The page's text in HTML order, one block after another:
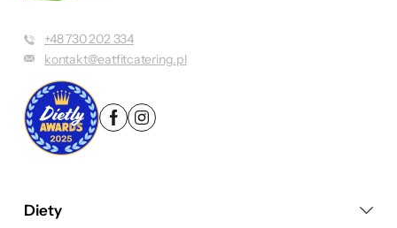
+48 730 202 334
kontakt@eatfitcatering.pl
Diety